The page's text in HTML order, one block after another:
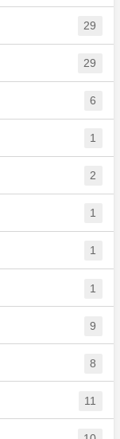
29
29
6
1
2
1
1
1
9
8
11